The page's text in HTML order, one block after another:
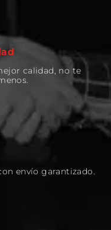
calidad, no te
envío garantizado.